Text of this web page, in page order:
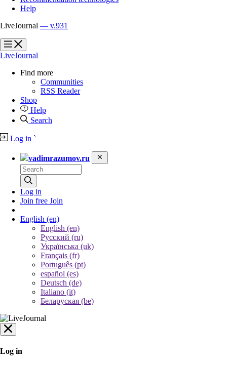
Help
LiveJournal — v.931
?
?
LiveJournal
Find more
Communities
RSS Reader
Shop
Help
Search
Log in `
vadimrazumov.ru
Log in
Join free Join
English (en)
English (en)
Русский (ru)
Українська (uk)
Français (fr)
Português (pt)
español (es)
Deutsch (de)
Italiano (it)
Беларуская (be)
Log in